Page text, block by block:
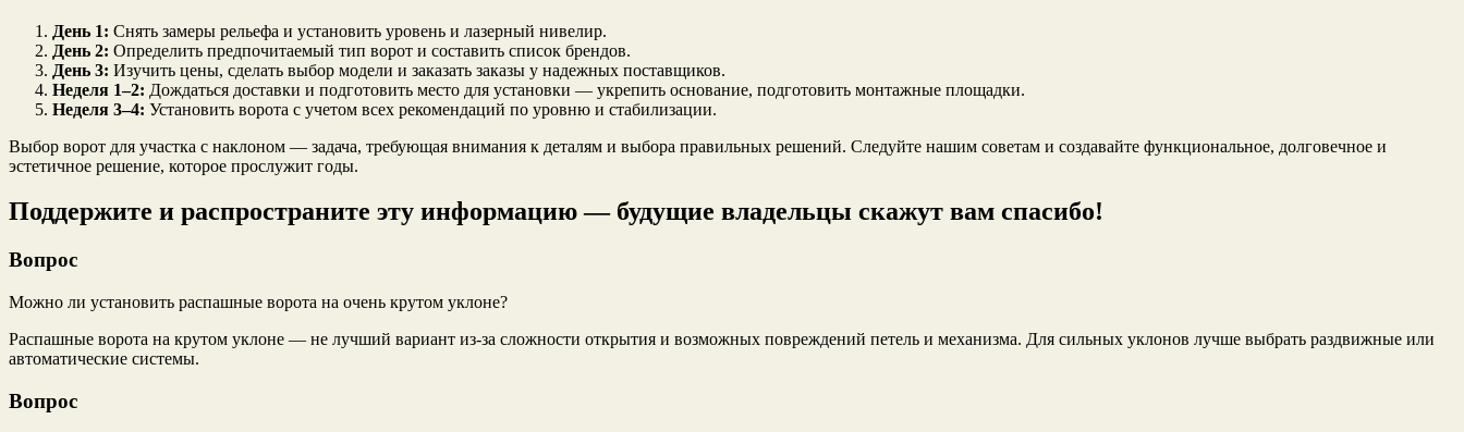
День 1: Снять замеры рельефа и установить уровень и лазерный нивелир.
День 2: Определить предпочитаемый тип ворот и составить список брендов.
День 3: Изучить цены, сделать выбор модели и заказать заказы у надежных поставщиков.
Неделя 1–2: Дождаться доставки и подготовить место для установки — укрепить основание, подготовить монтажные площадки.
Неделя 3–4: Установить ворота с учетом всех рекомендаций по уровню и стабилизации.
Выбор ворот для участка с наклоном — задача, требующая внимания к деталям и выбора правильных решений. Следуйте нашим советам и создавайте функциональное, долговечное и
эстетичное решение, которое прослужит годы.
Поддержите и распространите эту информацию — будущие владельцы скажут вам спасибо!
Вопрос
Можно ли установить распашные ворота на очень крутом уклоне?
Распашные ворота на крутом уклоне — не лучший вариант из-за сложности открытия и возможных повреждений петель и механизма. Для сильных уклонов лучше выбрать раздвижные или
автоматические системы.
Вопрос